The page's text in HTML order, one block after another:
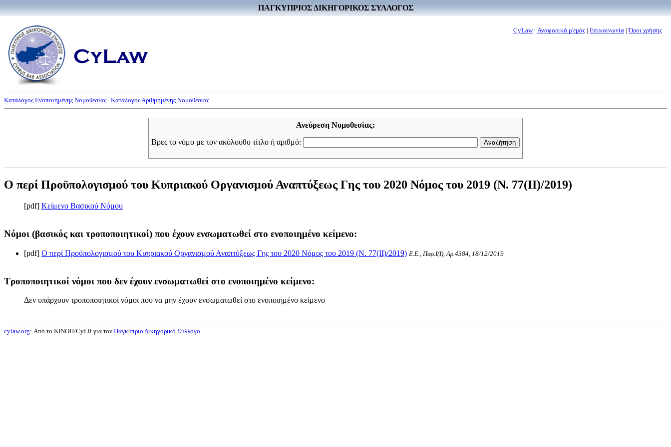
ΠΑΓΚΥΠΡΙΟΣ ΔΙΚΗΓΟΡΙΚΟΣ ΣΥΛΛΟΓΟΣ
CyLaw| Αναφορικά μ'εμάς | Επικοινωνία |Όροι χρήσης
Κατάλογος Ενοποιημένης Νομοθεσίας Κατάλογος Αριθμημένης Νομοθεσίας
Ανεύρεση Νομοθεσίας:
Βρες το νόμο με τον ακόλουθο τίτλο ή αριθμό:
Ο περί Προϋπολογισμού του Κυπριακού Οργανισμού Αναπτύξεως Γης του 2020 Νόμος του 2019 (Ν. 77(II)/2019)
[pdf] Κείμενο Βασικού Νόμου
Νόμοι (βασικός και τροποποιητικοί) που έχουν ενσωματωθεί στο ενοποιημένο κείμενο:
[pdf] Ο περί Προϋπολογισμού του Κυπριακού Οργανισμού Αναπτύξεως Γης του 2020 Νόμος του 2019 (Ν. 77(II)/2019) Ε.Ε., Παρ.Ι(I), Αρ.4384, 18/12/2019
Τροποποιητικοί νόμοι που δεν έχουν ενσωματωθεί στο ενοποιημένο κείμενο:
Δεν υπάρχουν τροποποιητικοί νόμοι που να μην έχουν ενσωματωθεί στο ενοποιημένο κείμενο
cylaw.org: Από το ΚΙΝOΠ/CyLii για τον Παγκύπριο Δικηγορικό Σύλλογο